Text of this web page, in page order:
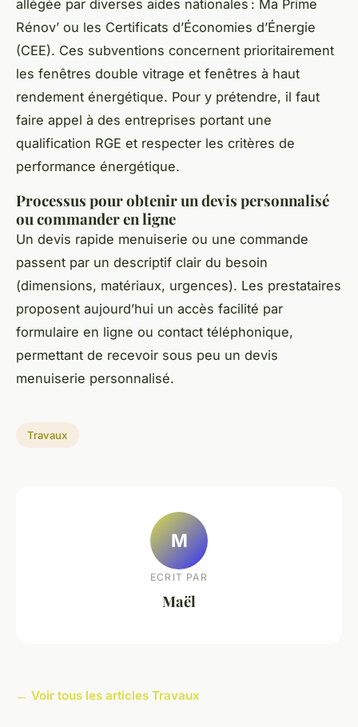
allégée par diverses aides nationales : Ma Prime
Rénov’ ou les Certificats d’Économies d’Énergie
(CEE). Ces subventions concernent prioritairement
les fenêtres double vitrage et fenêtres à haut
rendement énergétique. Pour y prétendre, il faut
faire appel à des entreprises portant une
qualification RGE et respecter les critères de
performance énergétique.
Processus pour obtenir un devis personnalisé
ou commander en ligne
Un devis rapide menuiserie ou une commande
passent par un descriptif clair du besoin
(dimensions, matériaux, urgences). Les prestataires
proposent aujourd’hui un accès facilité par
formulaire en ligne ou contact téléphonique,
permettant de recevoir sous peu un devis
menuiserie personnalisé.
Travaux
M
ECRIT PAR
Maël
← Voir tous les articles Travaux